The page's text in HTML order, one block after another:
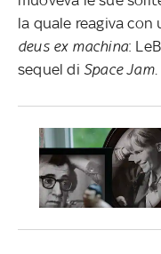
la quale reagiva con
deus ex machina:
sequel di Space Jam.